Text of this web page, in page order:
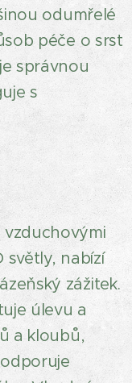
odumřelé
péče o srst
správnou
s
vzduchovými
světly, nabízí
zážitek.
úlevu a
a kloubů,